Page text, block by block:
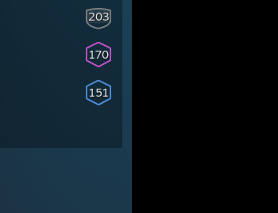
203
170
151